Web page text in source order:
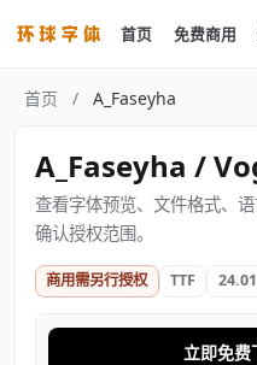
首页 免费商用
首页 / A_Faseyha
A_Faseyha /
查看字体预览、文件格式、
确认授权范围。
商用需另行授权 TTF
立即免费